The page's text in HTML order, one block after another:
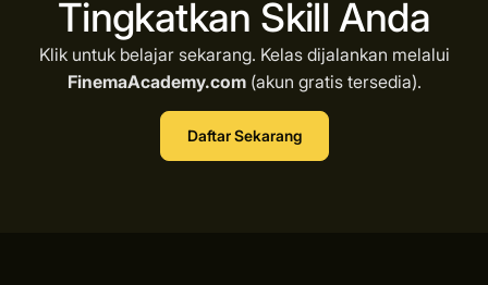
Tingkatkan Skill Anda
Klik untuk belajar sekarang. Kelas dijalankan melalui
FinemaAcademy.com(akun gratis tersedia).
Daftar Sekarang